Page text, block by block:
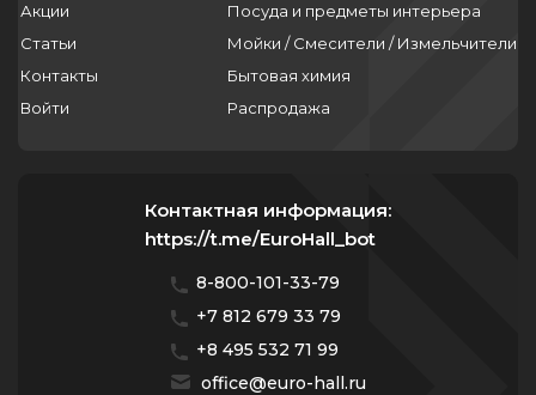
Акции
Статьи
Контакты
Войти
Посуда и предметы интерьера
Мойки / Смесители / Измельчители
Бытовая химия
Распродажа
Контактная информация:
https://t.me/EuroHall_bot
8-800-101-33-79
+7 812 679 33 79
+8 495 532 71 99
office@euro-hall.ru